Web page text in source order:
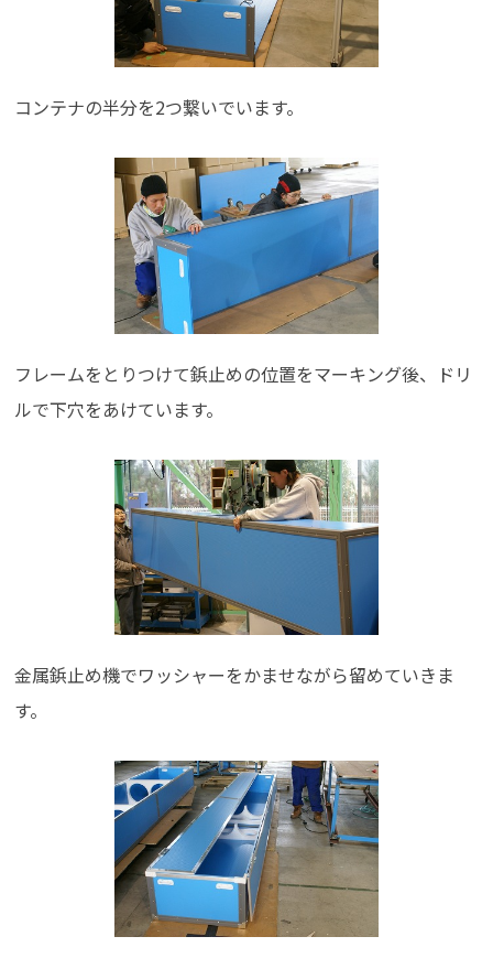
コンテナの半分を2つ繋いでいます。
フレームをとりつけて鋲止めの位置をマーキング後、ドリ
ルで下穴をあけています。
金属鋲止め機でワッシャーをかませながら留めていきま
す。